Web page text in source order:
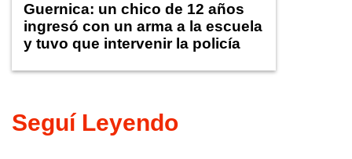
Guernica: un chico de 12 años
ingresó con un arma a la escuela
y tuvo que intervenir la policía
Seguí Leyendo